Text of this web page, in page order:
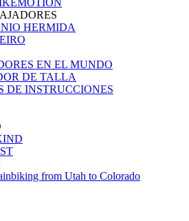
HERMIDA
EN EL MUNDO
DE TALLA
DE INSTRUCCIONES
from Utah to Colorado